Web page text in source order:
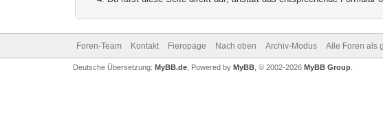
Foren-Team Kontakt Fieropage Nach oben Archiv-Modus Alle Foren als
Deutsche Übersetzung: MyBB.de, Powered by MyBB, © 2002-2026 MyBB Group.